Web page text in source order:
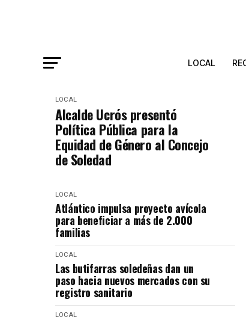
LOCAL
LOCAL
Alcalde Ucrós presentó
Política Pública para la
Equidad de Género al Concejo
de Soledad
LOCAL
Atlántico impulsa proyecto avícola
para beneficiar a más de 2.000
familias
LOCAL
Las butifarras soledeñas dan un
paso hacia nuevos mercados con su
registro sanitario
LOCAL